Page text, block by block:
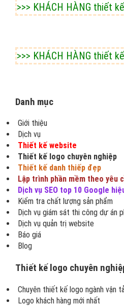
>>> KHÁCH HÀNG thiết
>>> KHÁCH HÀNG thiết
Danh mục
Giới thiệu
Dịch vụ
Thiết kế website
Thiết kế logo chuyên nghiệp
Thiết kế danh thiếp đẹp
Lập trình phần mềm theo yêu
Dịch vụ SEO top 10 Google
Kiểm tra chất lượng sản phẩm
Dịch vụ giám sát thi công dự án
Dịch vụ quản trị website
Báo giá
Blog
Thiết kế logo chuyên
Chuyên thiết kế logo ngành vận
Logo khách hàng mới nhất